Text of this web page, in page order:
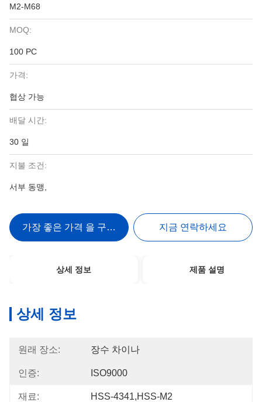
M2-M68
MOQ:
100 PC
가격:
협상 가능
배달 시간:
30 일
지불 조건:
서부 동맹,
가장 좋은 가격 을 구하라 지금 연락하세요
상세 정보 제품 설명
상세 정보
원래 장소: 장수 차이나
인증: ISO9000
재료: HSS-4341,HSS-M2